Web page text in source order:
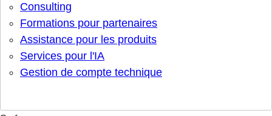
Consulting
Formations pour partenaires
Assistance pour les produits
Services pour l'IA
Gestion de compte technique